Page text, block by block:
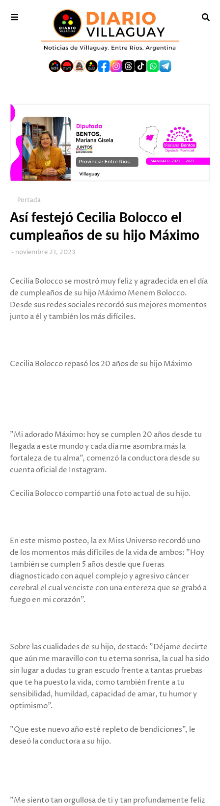
Portada
Así festejó Cecilia Bolocco el
cumpleaños de su hijo Máximo
noviembre 21, 2023
Cecilia Bolocco se mostró muy feliz y agradecida en el día
de cumpleaños de su hijo Máximo Menem Bolocco.
Desde sus redes sociales recordó sus mejores momentos
junto a él y también los más difíciles.
Cecilia Bolocco repasó los 20 años de su hijo Máximo
"Mi adorado Máximo: hoy se cumplen 20 años desde tu
llegada a este mundo y cada día me asombra más la
fortaleza de tu alma", comenzó la conductora desde su
cuenta oficial de Instagram.
Cecilia Bolocco compartió una foto actual de su hijo.
En este mismo posteo, la ex Miss Universo recordó uno
de los momentos más difíciles de la vida de ambos: "Hoy
también se cumplen 5 años desde que fueras
diagnosticado con aquel complejo y agresivo cáncer
cerebral el cual venciste con una entereza que se grabó a
fuego en mi corazón".
Sobre las cualidades de su hijo, destacó: "Déjame decirte
que aún me maravillo con tu eterna sonrisa, la cual ha sido
sin lugar a dudas tu gran escudo frente a tantas pruebas
que te ha puesto la vida, como también frente a tu
sensibilidad, humildad, capacidad de amar, tu humor y
optimismo".
"Que este nuevo año esté repleto de bendiciones", le
deseó la conductora a su hijo.
"Me siento tan orgullosa de ti y tan profundamente feliz